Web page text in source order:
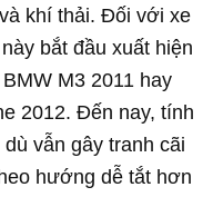
khí thải. Đối với xe
bắt đầu xuất hiện
M3 2011 hay
2012. Đến nay, tính
vẫn gây tranh cãi
hướng dễ tắt hơn